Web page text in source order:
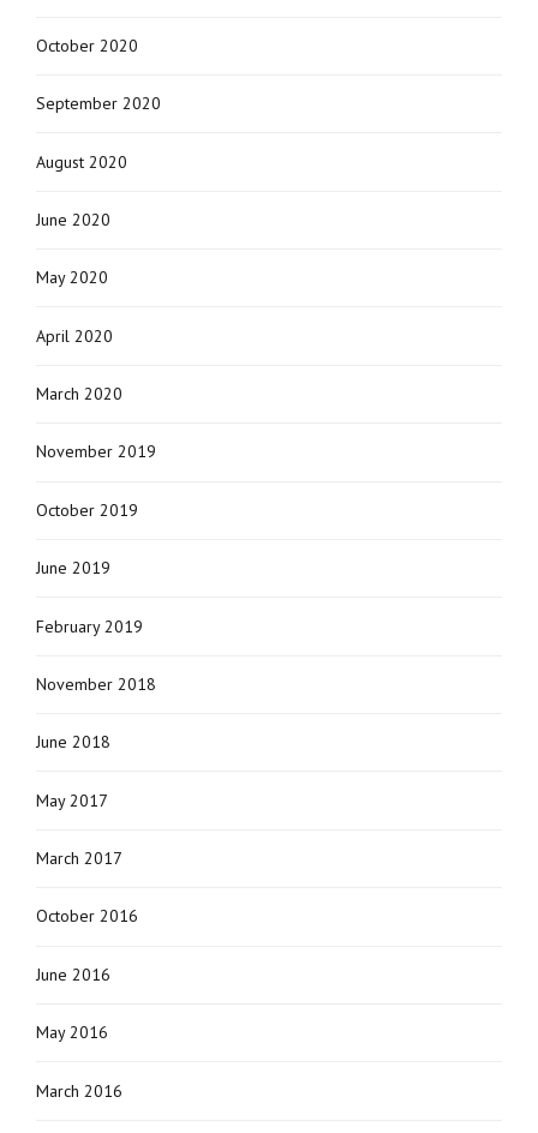
October 2020
September 2020
August 2020
June 2020
May 2020
April 2020
March 2020
November 2019
October 2019
June 2019
February 2019
November 2018
June 2018
May 2017
March 2017
October 2016
June 2016
May 2016
March 2016